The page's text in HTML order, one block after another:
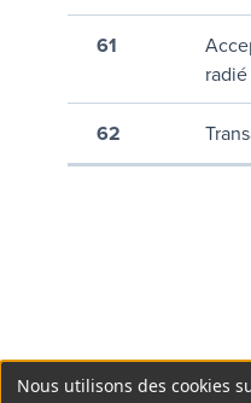
61
radié
62
Nous utilisons des cookies